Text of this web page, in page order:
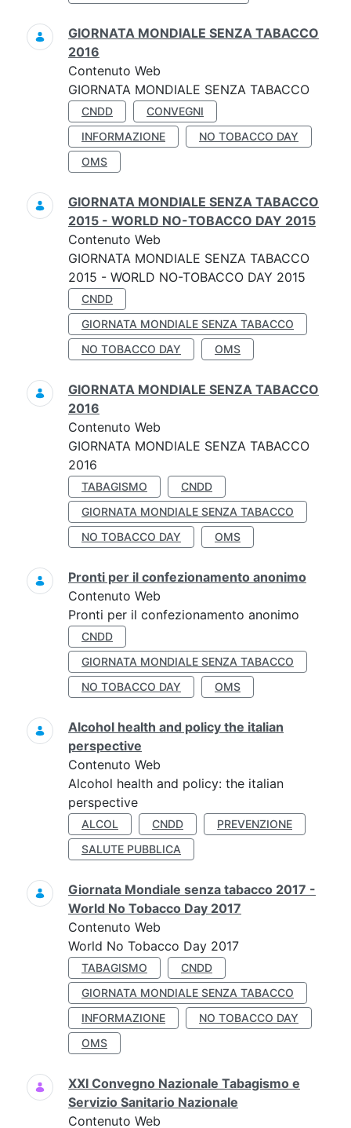
GIORNATA MONDIALE SENZA TABACCO
2016
Contenuto Web
GIORNATA MONDIALE SENZA TABACCO
CNDD
CONVEGNI
INFORMAZIONE
NO TOBACCO DAY
OMS
GIORNATA MONDIALE SENZA TABACCO
2015 - WORLD NO-TOBACCO DAY 2015
Contenuto Web
GIORNATA MONDIALE SENZA TABACCO
2015 - WORLD NO-TOBACCO DAY 2015
CNDD
GIORNATA MONDIALE SENZA TABACCO
NO TOBACCO DAY
OMS
GIORNATA MONDIALE SENZA TABACCO
2016
Contenuto Web
GIORNATA MONDIALE SENZA TABACCO
2016
TABAGISMO
CNDD
GIORNATA MONDIALE SENZA TABACCO
NO TOBACCO DAY
OMS
Pronti per il confezionamento anonimo
Contenuto Web
Pronti per il confezionamento anonimo
CNDD
GIORNATA MONDIALE SENZA TABACCO
NO TOBACCO DAY
OMS
Alcohol health and policy the italian
perspective
Contenuto Web
Alcohol health and policy: the italian
perspective
ALCOL CNDD
PREVENZIONE
SALUTE PUBBLICA
Giornata Mondiale senza tabacco 2017 -
World No Tobacco Day 2017
Contenuto Web
World No Tobacco Day 2017
TABAGISMO
CNDD
GIORNATA MONDIALE SENZA TABACCO
INFORMAZIONE
NO TOBACCO DAY
OMS
XXI Convegno Nazionale Tabagismo e
Servizio Sanitario Nazionale
Contenuto Web